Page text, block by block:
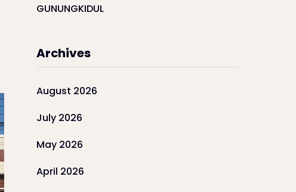
GUNUNGKIDUL
Archives
August 2026
July 2026
May 2026
April 2026